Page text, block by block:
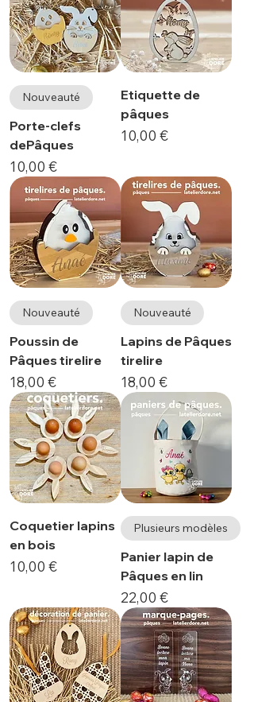
Nouveauté
Porte-clefs
dePâques
Prix
10,00 €
Etiquette de
pâques
Prix
10,00 €
Nouveauté
Poussin de
Pâques tirelire
Prix
18,00 €
Nouveauté
Lapins de Pâques
tirelire
Prix
18,00 €
Coquetier lapins
en bois
Prix
10,00 €
Plusieurs modèles
Panier lapin de
Pâques en lin
Prix
22,00 €